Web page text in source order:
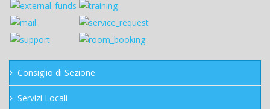
Consiglio di Sezione
Servizi Locali